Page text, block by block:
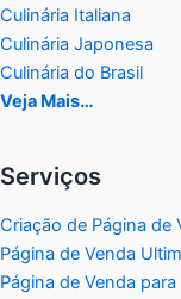
Culinária Italiana
Culinária Japonesa
Culinária do Brasil
Veja Mais…
Serviços
Criação de Página de
Página de Venda
Página de Venda